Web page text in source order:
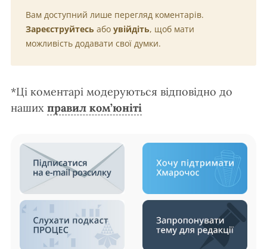
Вам доступний лише перегляд коментарів.
Зареєструйтесь або увійдіть, щоб мати
можливість додавати свої думки.
*Ці коментарі модеруються відповідно до
наших правил ком’юніті